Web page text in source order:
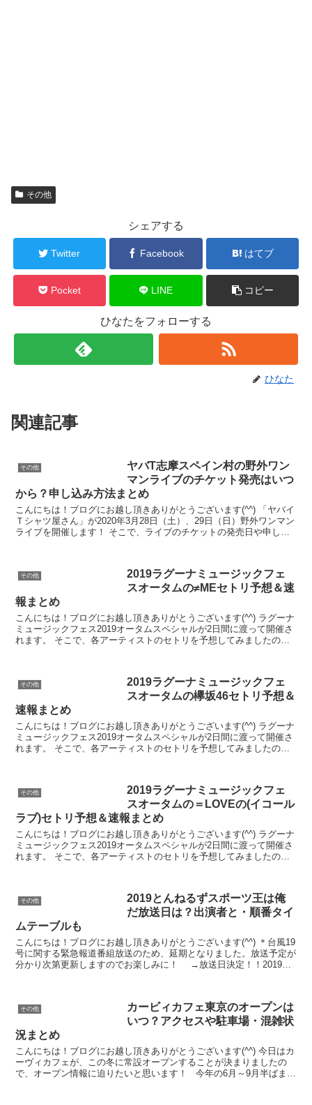
その他
シェアする
Twitter Facebook はてブ
Pocket LINE コピー
ひなたをフォローする
ひなた
関連記事
その他
ヤバT志摩スペイン村の野外ワン
マンライブのチケット発売はいつ
から？申し込み方法まとめ
こんにちは！ブログにお越し頂きありがとうございます(^^) 「ヤバイ
Ｔシャツ屋さん」が2020年3月28日（土）、29日（日）野外ワンマン
ライブを開催します！ そこで、ライブのチケットの発売日や申し込
その他
2019ラグーナミュージックフェ
スオータムの≠MEセトリ予想＆速
報まとめ
こんにちは！ブログにお越し頂きありがとうございます(^^) ラグーナ
ミュージックフェス2019オータムスペシャルが2日間に渡って開催さ
れます。 そこで、各アーティストのセトリを予想してみましたの
その他
2019ラグーナミュージックフェ
スオータムの欅坂46セトリ予想＆
速報まとめ
こんにちは！ブログにお越し頂きありがとうございます(^^) ラグーナ
ミュージックフェス2019オータムスペシャルが2日間に渡って開催さ
れます。 そこで、各アーティストのセトリを予想してみましたの
その他
2019ラグーナミュージックフェ
スオータムの＝LOVEの(イコール
ラブ)セトリ予想＆速報まとめ
こんにちは！ブログにお越し頂きありがとうございます(^^) ラグーナ
ミュージックフェス2019オータムスペシャルが2日間に渡って開催さ
れます。 そこで、各アーティストのセトリを予想してみましたの
その他
2019とんねるずスポーツ王は俺
だ放送日は？出演者と・順番タイ
ムテーブルも
こんにちは！ブログにお越し頂きありがとうございます(^^) ＊台風19
号に関する緊急報道番組放送のため、延期となりました。放送予定が
分かり次第更新しますのでお楽しみに！ →放送日決定！！2019年
その他
カービィカフェ東京のオープンは
いつ？アクセスや駐車場・混雑状
況まとめ
こんにちは！ブログにお越し頂きありがとうございます(^^) 今日はカ
ーヴィカフェが、この冬に常設オープンすることが決まりましたの
で、オープン情報に迫りたいと思います！ 今年の6月～9月半ばまで